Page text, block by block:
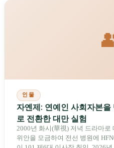
인물
자옌제: 연예인 사회자본
로 전환한 대만 실험
2000년 화시(華視) 저녁 드라마로
위안을 모금하여 전선 병원에